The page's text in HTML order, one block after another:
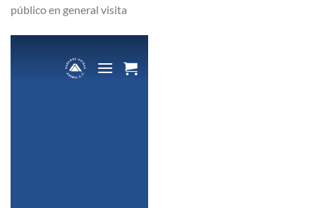
público en general visita